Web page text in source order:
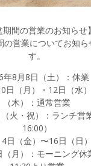
期間の営業のお知らせ】
の営業についてお知ら
す。
年8月8日（土）：休業
日（月）・12日（水
（木）：通常営業
火・祝）：ランチ営
16:00）
日（金）〜16日（日
月）：モーニング休